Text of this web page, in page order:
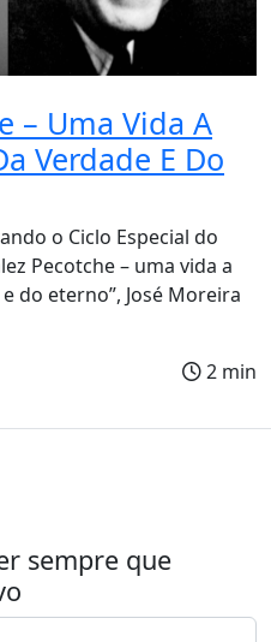
– Uma Vida A
Verdade E Do
o Ciclo Especial do
Pecotche – uma vida a
do eterno”, José Moreira
2 min
sempre que